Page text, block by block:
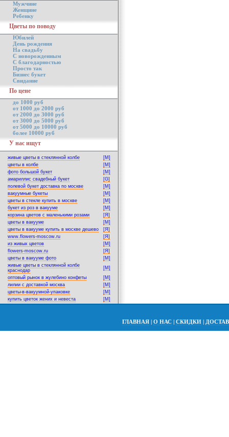
Мужчине
Женщине
Ребенку
Цветы по поводу
Юбилей
День рождения
На свадьбу
С новорожденным
С благодарностью
Просто так
Бизнес букет
Свидание
По цене
до 1000 руб
от 1000 до 2000 руб
от 2000 до 3000 руб
от 3000 до 5000 руб
от 5000 до 10000 руб
более 10000 руб
У нас ищут
живые цветы в стеклянной колбе
[M]
цветы в колбе
[M]
фото большой букет
[M]
амариллис свадебный букет
[G]
полевой букет доставка по москве
[M]
вакуумные букеты
[M]
цветы в стекле купить в москве
[M]
букет из роз в вакууме
[M]
корзина цветов с маленькими розами
[Я]
цветы в вакууме
[M]
цветы в вакууме купить в москве дешево
[Я]
www.flowers-moscow.ru
[Я]
из живых цветов
[M]
flowers-moscow.ru
[Я]
цветы в вакууме фото
[M]
живые цветы в стеклянной колбе
краснодар
[M]
оптовый рынок в жулебино конфеты
[M]
лилии с доставкой москва
[M]
цветы-в-вакуумной-упаковке
[M]
купить цветок жених и невеста
[M]
ГЛАВНАЯ | О НАС | СКИДКИ |